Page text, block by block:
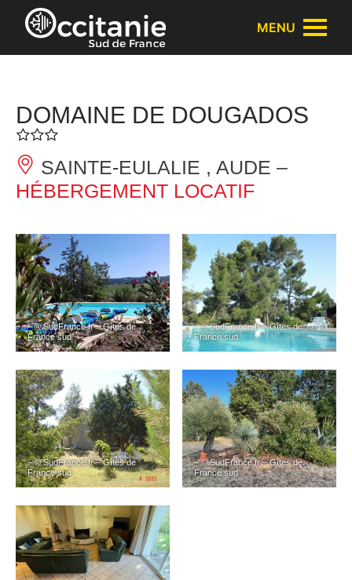
Panneau de gestion des cookies
MENU
DOMAINE DE DOUGADOS
SAINTE-EULALIE , AUDE –
HÉBERGEMENT LOCATIF
– © SudFrance.fr – Gîtes de
France sud
– © SudFrance.fr – Gîtes de
France sud
– © SudFrance.fr – Gîtes de
France sud
– © SudFrance.fr – Gîtes de
France sud